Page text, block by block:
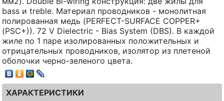
bass и treble. Материал проводников - монолитная
полированная медь (PERFECT-SURFACE COPPER+
(PSC+)). 72 V Dielectric - Bias System (DBS). В каждой
жиле по 1 паре изолированных положительных и
отрицательных проводников, изолятор из плетеной
оболочки черно-зеленого цвета.
ХАРАКТЕРИСТИКИ